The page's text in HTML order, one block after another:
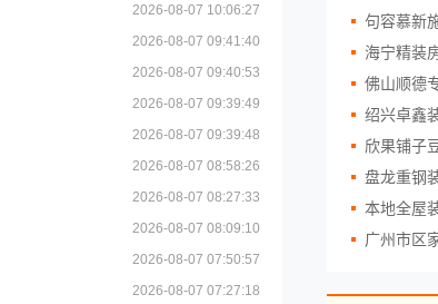
2026-08-07 10:06:27
2026-08-07 09:41:40
2026-08-07 09:40:53
2026-08-07 09:39:49
2026-08-07 09:39:48
2026-08-07 08:58:26
2026-08-07 08:27:33
2026-08-07 08:09:10
2026-08-07 07:50:57
2026-08-07 07:27:18